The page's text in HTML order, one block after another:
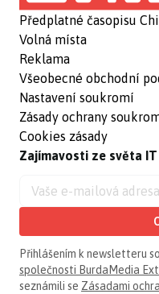
Předplatné časopisu
Volná místa
Reklama
Všeobecné obchodní
Nastavení soukromí
Zásady ochrany
Cookies zásady
Zajímavosti ze světa
Přihlášením k newsletteru
společnosti BurdaMedia
seznámili se Zásadami